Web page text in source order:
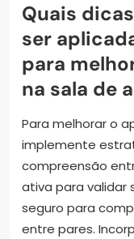
Quais
ser
para
na sala de
Para melhorar o
implemente
compreensão
ativa para validar
seguro para
entre pares.